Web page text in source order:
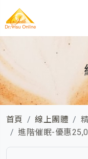
首頁 線上團體
進階催眠-優惠